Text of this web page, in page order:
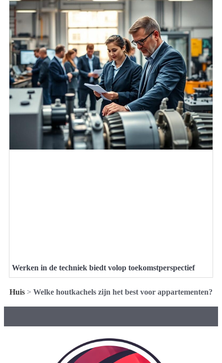
Werken in de techniek biedt volop toekomstperspectief
Huis > Welke houtkachels zijn het best voor appartementen?